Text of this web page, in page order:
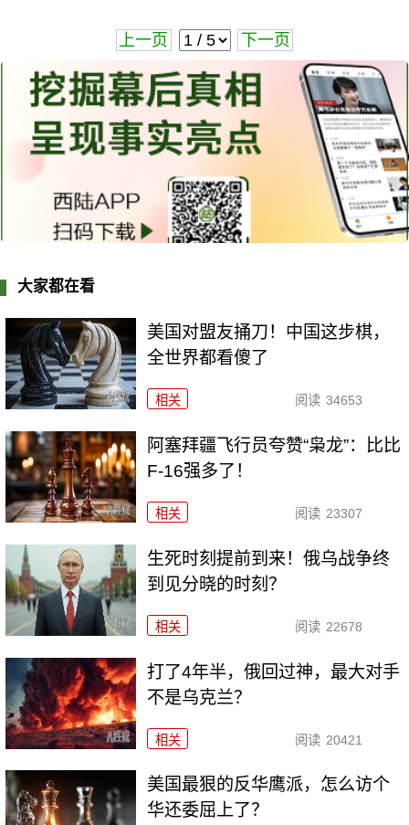
上一页 下一页
大家都在看
美国对盟友捅刀！中国这步棋，
全世界都看傻了
相关 阅读 34653
阿塞拜疆飞行员夸赞“枭龙”：比比
F-16强多了！
相关 阅读 23307
生死时刻提前到来！俄乌战争终
到见分晓的时刻？
相关 阅读 22678
打了4年半，俄回过神，最大对手
不是乌克兰？
相关 阅读 20421
美国最狠的反华鹰派，怎么访个
华还委屈上了？